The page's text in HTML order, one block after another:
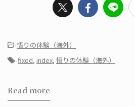
-悟りの体験（海外）
-fixed, index, 悟りの体験（海外）
Read more